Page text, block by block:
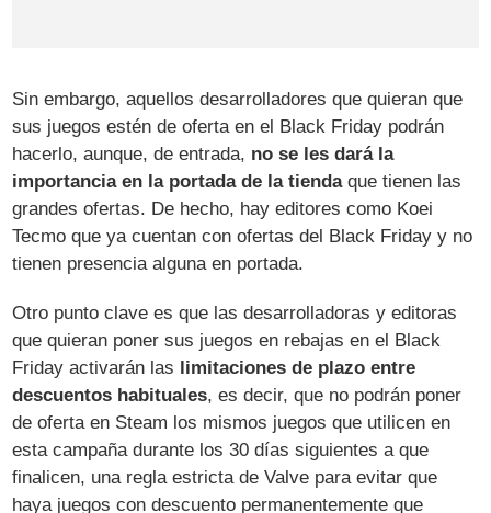
Sin embargo, aquellos desarrolladores que quieran que
sus juegos estén de oferta en el Black Friday podrán
hacerlo, aunque, de entrada, no se les dará la
importancia en la portada de la tiendaque tienen las
grandes ofertas. De hecho, hay editores como Koei
Tecmo que ya cuentan con ofertas del Black Friday y no
tienen presencia alguna en portada.
Otro punto clave es que las desarrolladoras y editoras
que quieran poner sus juegos en rebajas en el Black
Friday activarán las limitaciones de plazo entre
descuentos habituales, es decir, que no podrán poner
de oferta en Steam los mismos juegos que utilicen en
esta campaña durante los 30 días siguientes a que
finalicen, una regla estricta de Valve para evitar que
haya juegos con descuento permanentemente que